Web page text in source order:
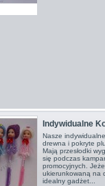
Indywidualne
Nasze
drewna i pokryte
Mają przesłodki
się podczas
promocyjnych.
ukierunkowaną na
idealny gadżet...